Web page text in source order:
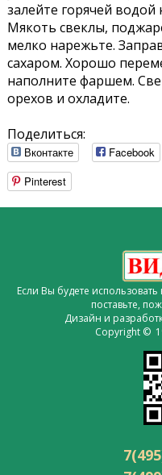
залейте горячей водой
Мякоть свеклы,
мелко нарежьте.
сахаром. Хорошо
наполните фаршем.
орехов и охладите.
Поделиться:
Вконтакте Facebook
Pinterest
Если Вы будете
поставьте,
Дизайн и
Copyright ©